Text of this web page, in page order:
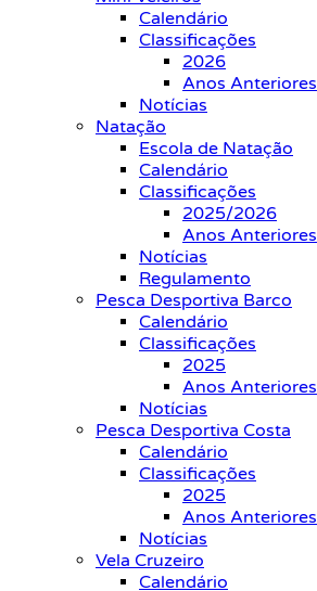
Calendário
Classificações
2026
Anos Anteriores
Notícias
Natação
Escola de Natação
Calendário
Classificações
2025/2026
Anos Anteriores
Notícias
Regulamento
Pesca Desportiva Barco
Calendário
Classificações
2025
Anos Anteriores
Notícias
Pesca Desportiva Costa
Calendário
Classificações
2025
Anos Anteriores
Notícias
Vela Cruzeiro
Calendário